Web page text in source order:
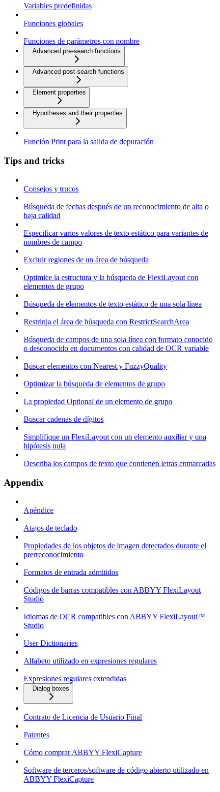
Variables predefinidas
Funciones globales
Funciones de parámetros con nombre
Advanced pre-search functions
Advanced post-search functions
Element properties
Hypotheses and their properties
Función Print para la salida de depuración
Tips and tricks
Consejos y trucos
Búsqueda de fechas después de un reconocimiento de alta o
baja calidad
Especificar varios valores de texto estático para variantes de
nombres de campo
Excluir regiones de un área de búsqueda
Optimice la estructura y la búsqueda de FlexiLayout con
elementos de grupo
Búsqueda de elementos de texto estático de una sola línea
Restrinja el área de búsqueda con RestrictSearchArea
Búsqueda de campos de una sola línea con formato conocido
o desconocido en documentos con calidad de OCR variable
Buscar elementos con Nearest y FuzzyQuality
Optimizar la búsqueda de elementos de grupo
La propiedad Optional de un elemento de grupo
Buscar cadenas de dígitos
Simplifique un FlexiLayout con un elemento auxiliar y una
hipótesis nula
Describa los campos de texto que contienen letras enmarcadas
Appendix
Apéndice
Atajos de teclado
Propiedades de los objetos de imagen detectados durante el
prerreconocimiento
Formatos de entrada admitidos
Códigos de barras compatibles con ABBYY FlexiLayout
Studio
Idiomas de OCR compatibles con ABBYY FlexiLayout™
Studio
User Dictionaries
Alfabeto utilizado en expresiones regulares
Expresiones regulares extendidas
Dialog boxes
Contrato de Licencia de Usuario Final
Patentes
Cómo comprar ABBYY FlexiCapture
Software de terceros/software de código abierto utilizado en
ABBYY FlexiCapture